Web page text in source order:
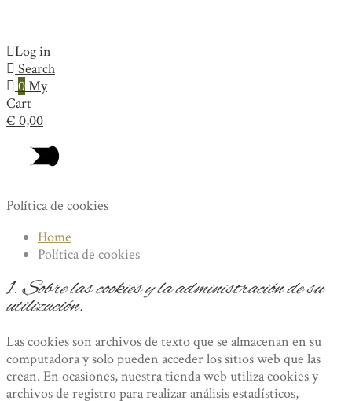
Log in
Search
0My
Cart
€ 0,00
Política de cookies
Home
Política de cookies
1. Sobre las cookies y la administración de su
utilización.
Las cookies son archivos de texto que se almacenan en su
computadora y solo pueden acceder los sitios web que las
crean. En ocasiones, nuestra tienda web utiliza cookies y
archivos de registro para realizar análisis estadísticos,